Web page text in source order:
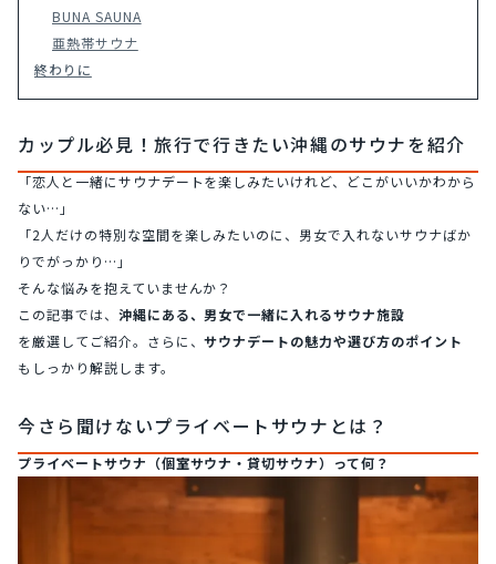
BUNA SAUNA
亜熱帯サウナ
終わりに
カップル必見！旅行で行きたい沖縄のサウナを紹介
「恋人と一緒にサウナデートを楽しみたいけれど、どこがいいかわから
ない…」
「2人だけの特別な空間を楽しみたいのに、男女で入れないサウナばか
りでがっかり…」
そんな悩みを抱えていませんか？
この記事では、 沖縄にある、男女で一緒に入れるサウナ施設
を厳選してご紹介。さらに、サウナデートの魅力や選び方のポイント
もしっかり解説します。
今さら聞けないプライベートサウナとは？
プライベートサウナ（個室サウナ・貸切サウナ）って何？